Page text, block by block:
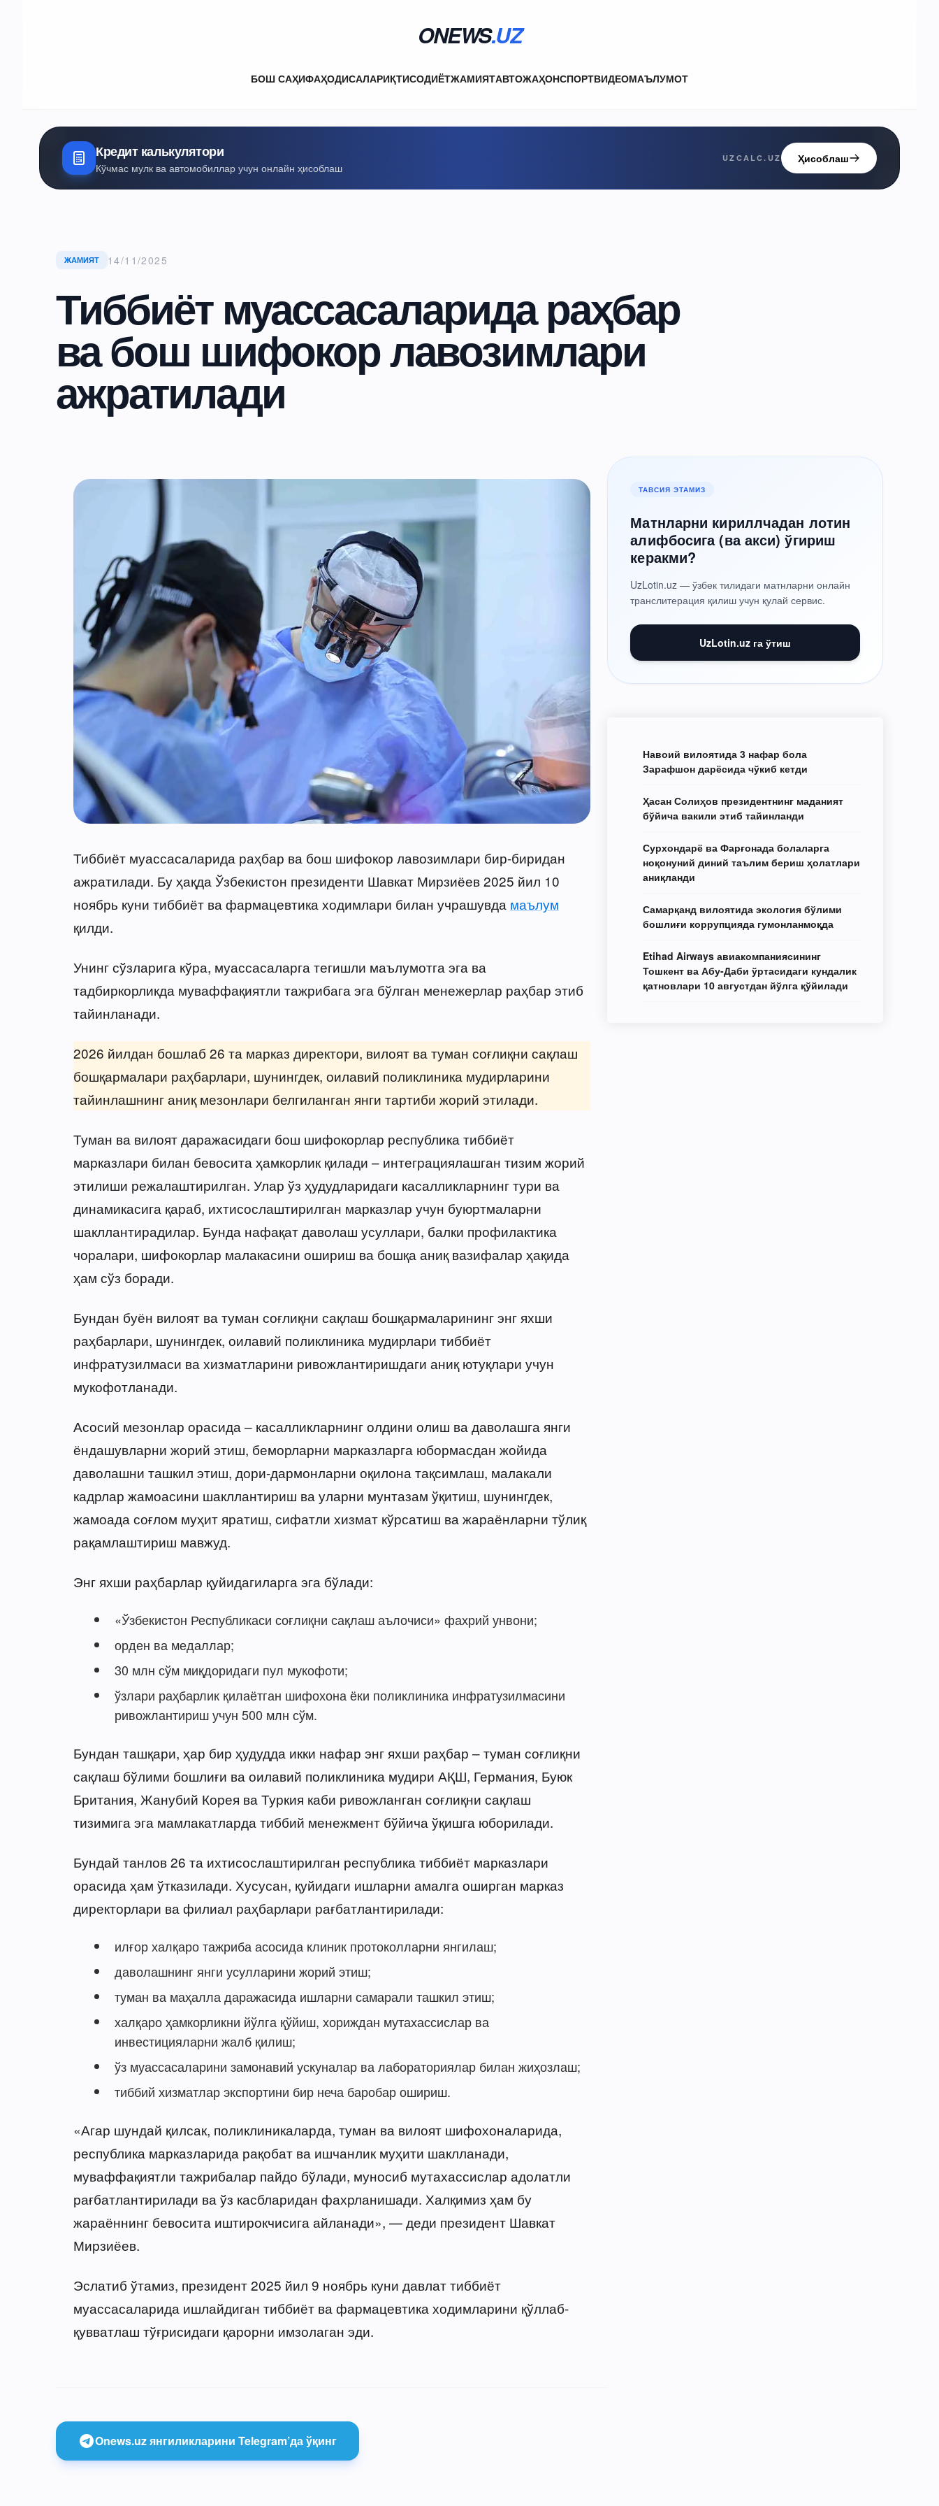
ONEWS.UZ
БОШ САҲИФАҲОДИСАЛАРИҚТИСОДИЁТЖАМИЯТАВТОЖАҲОНСПОРТВИДЕОМАЪЛУМОТ
Кредит калькулятори
Кўчмас мулк ва автомобиллар учун онлайн ҳисоблаш
UZCALC.UZ Ҳисоблаш
ЖАМИЯТ 14/11/2025
Тиббиёт муассасаларида раҳбар
ва бош шифокор лавозимлари
ажратилади
Тиббиёт муассасаларида раҳбар ва бош шифокор лавозимлари бир-биридан
ажратилади. Бу ҳақда Ўзбекистон президенти Шавкат Мирзиёев 2025 йил 10
ноябрь куни тиббиёт ва фармацевтика ходимлари билан учрашувда маълум
қилди.
Унинг сўзларига кўра, муассасаларга тегишли маълумотга эга ва
тадбиркорликда муваффақиятли тажрибага эга бўлган менежерлар раҳбар этиб
тайинланади.
2026 йилдан бошлаб 26 та марказ директори, вилоят ва туман соғлиқни сақлаш
бошқармалари раҳбарлари, шунингдек, оилавий поликлиника мудирларини
тайинлашнинг аниқ мезонлари белгиланган янги тартиби жорий этилади.
Туман ва вилоят даражасидаги бош шифокорлар республика тиббиёт
марказлари билан бевосита ҳамкорлик қилади – интеграциялашган тизим жорий
этилиши режалаштирилган. Улар ўз ҳудудларидаги касалликларнинг тури ва
динамикасига қараб, ихтисослаштирилган марказлар учун буюртмаларни
шакллантирадилар. Бунда нафақат даволаш усуллари, балки профилактика
чоралари, шифокорлар малакасини ошириш ва бошқа аниқ вазифалар ҳақида
ҳам сўз боради.
Бундан буён вилоят ва туман соғлиқни сақлаш бошқармаларининг энг яхши
раҳбарлари, шунингдек, оилавий поликлиника мудирлари тиббиёт
инфратузилмаси ва хизматларини ривожлантиришдаги аниқ ютуқлари учун
мукофотланади.
Асосий мезонлар орасида – касалликларнинг олдини олиш ва даволашга янги
ёндашувларни жорий этиш, беморларни марказларга юбормасдан жойида
даволашни ташкил этиш, дори-дармонларни оқилона тақсимлаш, малакали
кадрлар жамоасини шакллантириш ва уларни мунтазам ўқитиш, шунингдек,
жамоада соғлом муҳит яратиш, сифатли хизмат кўрсатиш ва жараёнларни тўлиқ
рақамлаштириш мавжуд.
Энг яхши раҳбарлар қуйидагиларга эга бўлади:
«Ўзбекистон Республикаси соғлиқни сақлаш аълочиси» фахрий унвони;
орден ва медаллар;
30 млн сўм миқдоридаги пул мукофоти;
ўзлари раҳбарлик қилаётган шифохона ёки поликлиника инфратузилмасини
ривожлантириш учун 500 млн сўм.
Бундан ташқари, ҳар бир ҳудудда икки нафар энг яхши раҳбар – туман соғлиқни
сақлаш бўлими бошлиғи ва оилавий поликлиника мудири АҚШ, Германия, Буюк
Британия, Жанубий Корея ва Туркия каби ривожланган соғлиқни сақлаш
тизимига эга мамлакатларда тиббий менежмент бўйича ўқишга юборилади.
Бундай танлов 26 та ихтисослаштирилган республика тиббиёт марказлари
орасида ҳам ўтказилади. Хусусан, қуйидаги ишларни амалга оширган марказ
директорлари ва филиал раҳбарлари рағбатлантирилади:
илғор халқаро тажриба асосида клиник протоколларни янгилаш;
даволашнинг янги усулларини жорий этиш;
туман ва маҳалла даражасида ишларни самарали ташкил этиш;
халқаро ҳамкорликни йўлга қўйиш, хориждан мутахассислар ва
инвестицияларни жалб қилиш;
ўз муассасаларини замонавий ускуналар ва лабораториялар билан жиҳозлаш;
тиббий хизматлар экспортини бир неча баробар ошириш.
«Агар шундай қилсак, поликлиникаларда, туман ва вилоят шифохоналарида,
республика марказларида рақобат ва ишчанлик муҳити шаклланади,
муваффақиятли тажрибалар пайдо бўлади, муносиб мутахассислар адолатли
рағбатлантирилади ва ўз касбларидан фахрланишади. Халқимиз ҳам бу
жараённинг бевосита иштирокчисига айланади», — деди президент Шавкат
Мирзиёев.
Эслатиб ўтамиз, президент 2025 йил 9 ноябрь куни давлат тиббиёт
муассасаларида ишлайдиган тиббиёт ва фармацевтика ходимларини қўллаб-
қувватлаш тўғрисидаги қарорни имзолаган эди.
Onews.uz янгиликларини Telegram’да ўқинг
ТАВСИЯ ЭТАМИЗ
Матнларни кириллчадан лотин
алифбосига (ва акси) ўгириш
керакми?
UzLotin.uz — ўзбек тилидаги матнларни онлайн
транслитерация қилиш учун қулай сервис.
UzLotin.uz га ўтиш
Навоий вилоятида 3 нафар бола
Зарафшон дарёсида чўкиб кетди
Ҳасан Солиҳов президентнинг маданият
бўйича вакили этиб тайинланди
Сурхондарё ва Фарғонада болаларга
ноқонуний диний таълим бериш ҳолатлари
аниқланди
Самарқанд вилоятида экология бўлими
бошлиғи коррупцияда гумонланмоқда
Etihad Airways авиакомпаниясининг
Тошкент ва Абу-Даби ўртасидаги кундалик
қатновлари 10 августдан йўлга қўйилади